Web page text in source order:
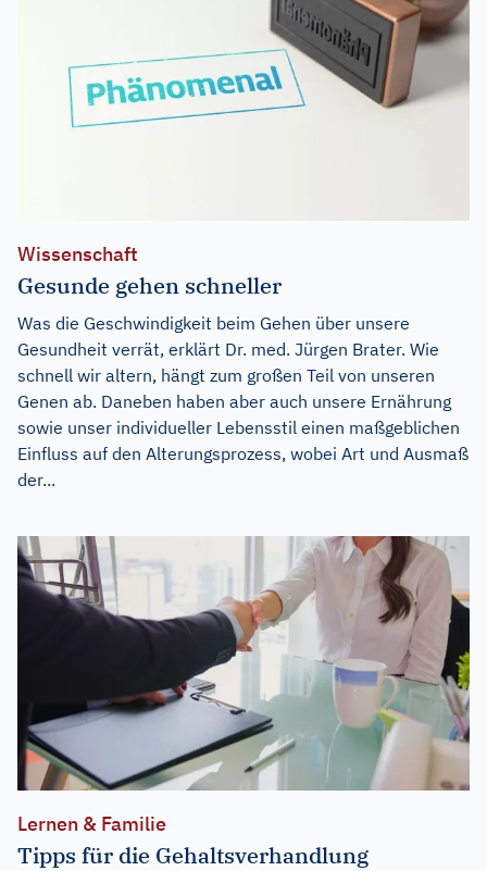
Wissenschaft
Gesunde gehen schneller
Was die Geschwindigkeit beim Gehen über unsere
Gesundheit verrät, erklärt Dr. med. Jürgen Brater. Wie
schnell wir altern, hängt zum großen Teil von unseren
Genen ab. Daneben haben aber auch unsere Ernährung
sowie unser individueller Lebensstil einen maßgeblichen
Einfluss auf den Alterungsprozess, wobei Art und Ausmaß
der...
Lernen & Familie
Tipps für die Gehaltsverhandlung